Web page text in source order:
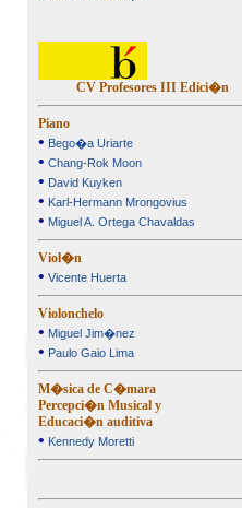
CV Profesores III Edici�n
Piano
• Bego�a Uriarte
• Chang-Rok Moon
• David Kuyken
• Karl-Hermann Mrongovius
• Miguel A. Ortega Chavaldas
Viol�n
• Vicente Huerta
Violonchelo
• Miguel Jim�nez
• Paulo Gaio Lima
M�sica de C�mara
Percepci�n Musical y
Educaci�n auditiva
• Kennedy Moretti